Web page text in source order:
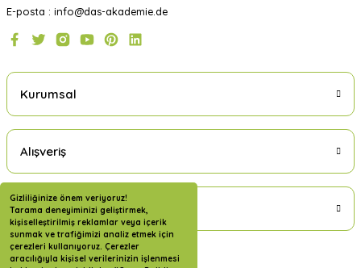
Gizliliğinize önem veriyoruz!
Tarama deneyiminizi geliştirmek,
kişiselleştirilmiş reklamlar veya içerik
sunmak ve trafiğimizi analiz etmek için
çerezleri kullanıyoruz. Çerezler
aracılığıyla kişisel verilerinizin işlenmesi
E-posta : info@das-akademie.de
Kurumsal
Alışveriş
Üyelik